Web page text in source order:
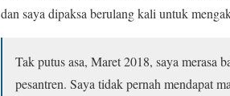
dan saya dipaksa berulang kali untuk
Tak putus asa, Maret 2018, saya merasa
pesantren. Saya tidak pernah mendapat